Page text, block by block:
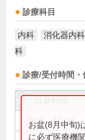
診療科目
内科 消化器内科
科
診療/受付時間・
9:00～13:00
お盆(8月中旬)
に必ず医療機